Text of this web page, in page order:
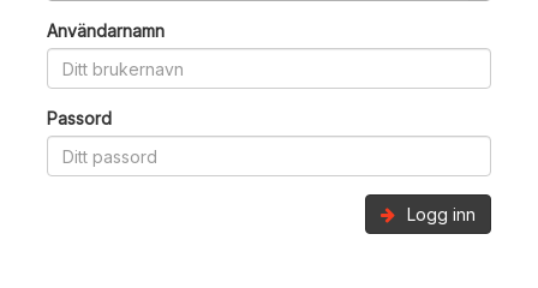
Användarnamn
Passord
Logg inn